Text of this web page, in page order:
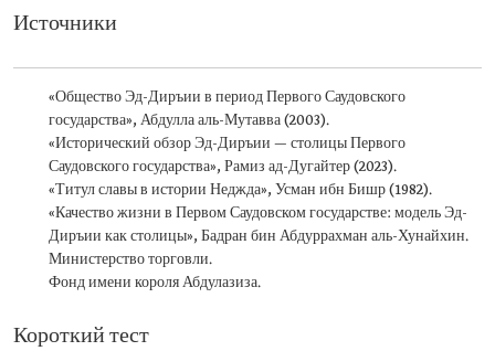
Источники
«Общество Эд-Диръии в период Первого Саудовского
государства», Абдулла аль-Мутавва (2003).
«Исторический обзор Эд-Диръии — столицы Первого
Саудовского государства», Рамиз ад-Дугайтер (2023).
«Титул славы в истории Неджда», Усман ибн Бишр (1982).
«Качество жизни в Первом Саудовском государстве: модель Эд-
Диръии как столицы», Бадран бин Абдуррахман аль-Хунайхин.
Министерство торговли.
Фонд имени короля Абдулазиза.
Короткий тест